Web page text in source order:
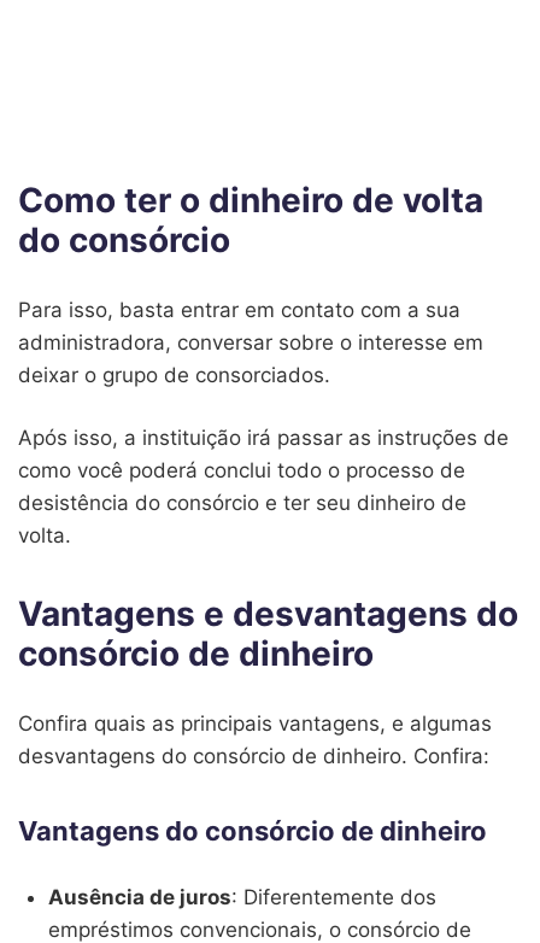
Como ter o dinheiro de volta
do consórcio
Para isso, basta entrar em contato com a sua
administradora, conversar sobre o interesse em
deixar o grupo de consorciados.
Após isso, a instituição irá passar as instruções de
como você poderá conclui todo o processo de
desistência do consórcio e ter seu dinheiro de
volta.
Vantagens e desvantagens do
consórcio de dinheiro
Confira quais as principais vantagens, e algumas
desvantagens do consórcio de dinheiro. Confira:
Vantagens do consórcio de dinheiro
Ausência de juros: Diferentemente dos
empréstimos convencionais, o consórcio de